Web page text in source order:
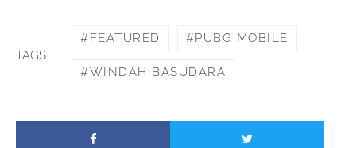
TAGS
FEATURED PUBG MOBILE
WINDAH BASUDARA